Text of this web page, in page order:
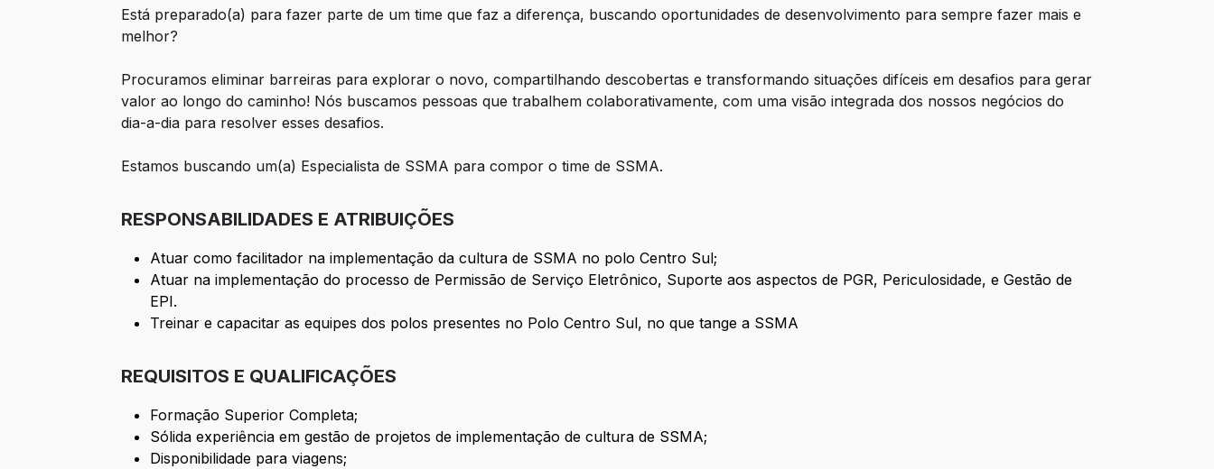
Está preparado(a) para fazer parte de um time que faz a diferença, buscando oportunidades de desenvolvimento para sempre fazer mais e
melhor?
Procuramos eliminar barreiras para explorar o novo, compartilhando descobertas e transformando situações difíceis em desafios para gerar
valor ao longo do caminho! Nós buscamos pessoas que trabalhem colaborativamente, com uma visão integrada dos nossos negócios do
dia-a-dia para resolver esses desafios.
Estamos buscando um(a) Especialista de SSMA para compor o time de SSMA.
RESPONSABILIDADES E ATRIBUIÇÕES
Atuar como facilitador na implementação da cultura de SSMA no polo Centro Sul;
Atuar na implementação do processo de Permissão de Serviço Eletrônico, Suporte aos aspectos de PGR, Periculosidade, e Gestão de
EPI.
Treinar e capacitar as equipes dos polos presentes no Polo Centro Sul, no que tange a SSMA
REQUISITOS E QUALIFICAÇÕES
Formação Superior Completa;
Sólida experiência em gestão de projetos de implementação de cultura de SSMA;
Disponibilidade para viagens;